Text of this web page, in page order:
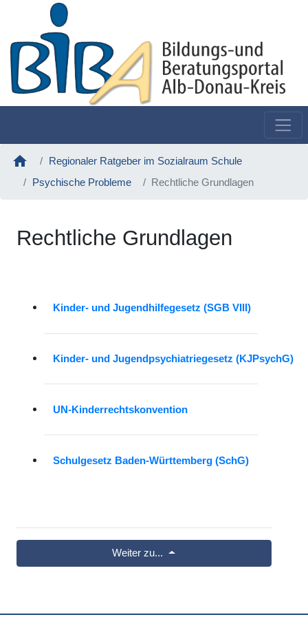
home
Regionaler Ratgeber im Sozialraum Schule
Psychische Probleme
Rechtliche Grundlagen
Rechtliche Grundlagen
Kinder- und Jugendhilfegesetz (SGB VIII)
Kinder- und Jugendpsychiatriegesetz (KJPsychG)
UN-Kinderrechtskonvention
Schulgesetz Baden-Württemberg (SchG)
Weiter zu...